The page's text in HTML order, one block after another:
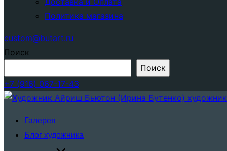
Политика магазина
custom@butart.ru
Поиск
Поиск
+7 (916) 067-17-43
Перейти
содержимому
Галерея
Блог художника